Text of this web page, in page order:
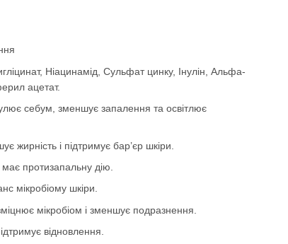
Ніацинамід, Сульфат цинку, Інулін, Альфа-
ацетат.
себум, зменшує запалення та освітлює
жирність і підтримує бар’єр шкіри.
протизапальну дію.
мікробіому шкіри.
мікробіом і зменшує подразнення.
відновлення.